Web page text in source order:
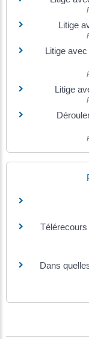
Litige
Litige
Litige
Dans